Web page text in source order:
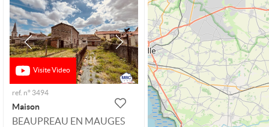
Visite Video
ref. n° 3494
Maison
BEAUPREAU EN MAUGES